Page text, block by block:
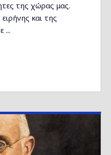
της χώρας μας.
και της
...